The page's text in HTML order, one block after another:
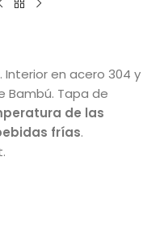
en acero 304 y
Bambú. Tapa de
de las
frías.